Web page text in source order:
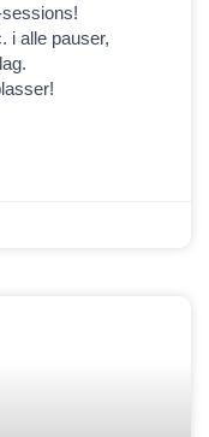
i alle pauser,